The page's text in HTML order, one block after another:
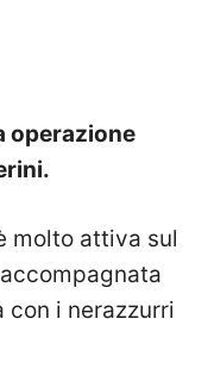
operazione
molto attiva sul
con i nerazzurri